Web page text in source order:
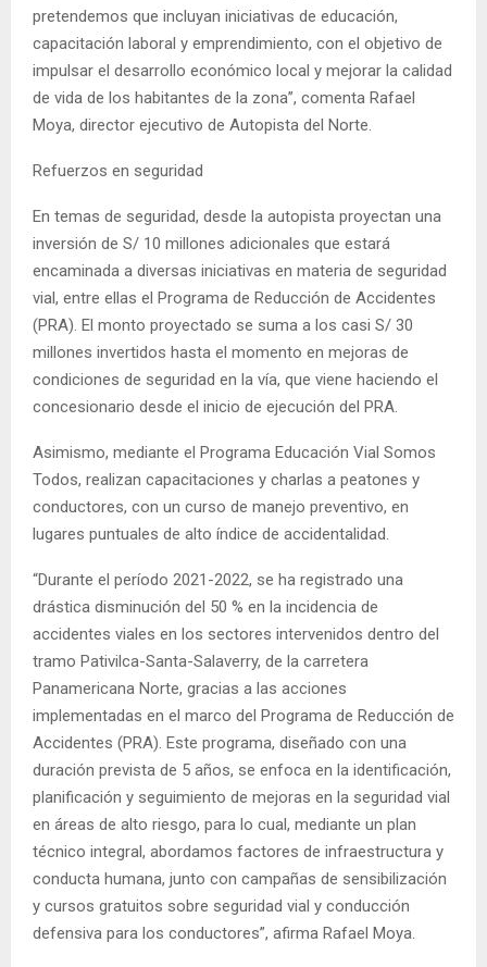
pretendemos que incluyan iniciativas de educación,
capacitación laboral y emprendimiento, con el objetivo de
impulsar el desarrollo económico local y mejorar la calidad
de vida de los habitantes de la zona”, comenta Rafael
Moya, director ejecutivo de Autopista del Norte.
Refuerzos en seguridad
En temas de seguridad, desde la autopista proyectan una
inversión de S/ 10 millones adicionales que estará
encaminada a diversas iniciativas en materia de seguridad
vial, entre ellas el Programa de Reducción de Accidentes
(PRA). El monto proyectado se suma a los casi S/ 30
millones invertidos hasta el momento en mejoras de
condiciones de seguridad en la vía, que viene haciendo el
concesionario desde el inicio de ejecución del PRA.
Asimismo, mediante el Programa Educación Vial Somos
Todos, realizan capacitaciones y charlas a peatones y
conductores, con un curso de manejo preventivo, en
lugares puntuales de alto índice de accidentalidad.
“Durante el período 2021-2022, se ha registrado una
drástica disminución del 50 % en la incidencia de
accidentes viales en los sectores intervenidos dentro del
tramo Pativilca-Santa-Salaverry, de la carretera
Panamericana Norte, gracias a las acciones
implementadas en el marco del Programa de Reducción de
Accidentes (PRA). Este programa, diseñado con una
duración prevista de 5 años, se enfoca en la identificación,
planificación y seguimiento de mejoras en la seguridad vial
en áreas de alto riesgo, para lo cual, mediante un plan
técnico integral, abordamos factores de infraestructura y
conducta humana, junto con campañas de sensibilización
y cursos gratuitos sobre seguridad vial y conducción
defensiva para los conductores”, afirma Rafael Moya.